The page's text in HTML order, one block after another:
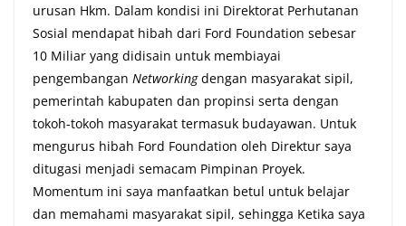
urusan Hkm. Dalam kondisi ini Direktorat Perhutanan
Sosial mendapat hibah dari Ford Foundation sebesar
10 Miliar yang didisain untuk membiayai
pengembangan Networkingdengan masyarakat sipil,
pemerintah kabupaten dan propinsi serta dengan
tokoh-tokoh masyarakat termasuk budayawan. Untuk
mengurus hibah Ford Foundation oleh Direktur saya
ditugasi menjadi semacam Pimpinan Proyek.
Momentum ini saya manfaatkan betul untuk belajar
dan memahami masyarakat sipil, sehingga Ketika saya